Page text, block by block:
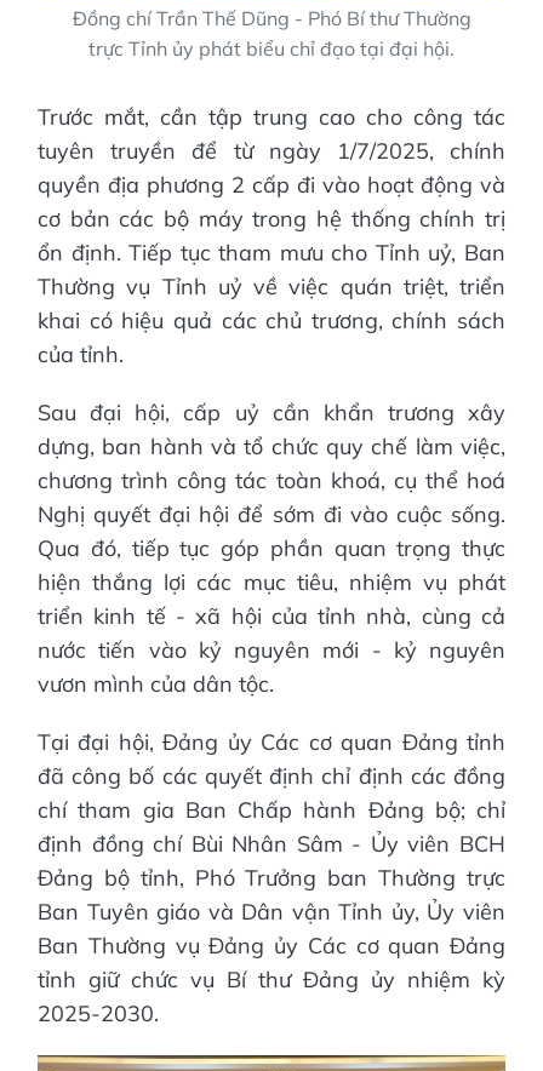
Đồng chí Trần Thế Dũng - Phó Bí thư Thường
trực Tỉnh ủy phát biểu chỉ đạo tại đại hội.
Trước mắt, cần tập trung cao cho công tác
tuyên truyền để từ ngày 1/7/2025, chính
quyền địa phương 2 cấp đi vào hoạt động và
cơ bản các bộ máy trong hệ thống chính trị
ổn định. Tiếp tục tham mưu cho Tỉnh uỷ, Ban
Thường vụ Tỉnh uỷ về việc quán triệt, triển
khai có hiệu quả các chủ trương, chính sách
của tỉnh.
Sau đại hội, cấp uỷ cần khẩn trương xây
dựng, ban hành và tổ chức quy chế làm việc,
chương trình công tác toàn khoá, cụ thể hoá
Nghị quyết đại hội để sớm đi vào cuộc sống.
Qua đó, tiếp tục góp phần quan trọng thực
hiện thắng lợi các mục tiêu, nhiệm vụ phát
triển kinh tế - xã hội của tỉnh nhà, cùng cả
nước tiến vào kỷ nguyên mới - kỷ nguyên
vươn mình của dân tộc.
Tại đại hội, Đảng ủy Các cơ quan Đảng tỉnh
đã công bố các quyết định chỉ định các đồng
chí tham gia Ban Chấp hành Đảng bộ; chỉ
định đồng chí Bùi Nhân Sâm - Ủy viên BCH
Đảng bộ tỉnh, Phó Trưởng ban Thường trực
Ban Tuyên giáo và Dân vận Tỉnh ủy, Ủy viên
Ban Thường vụ Đảng ủy Các cơ quan Đảng
tỉnh giữ chức vụ Bí thư Đảng ủy nhiệm kỳ
2025-2030.